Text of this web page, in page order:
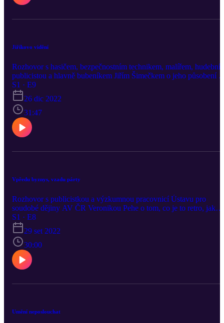
Jiříkovo vidění
Rozhovor s hasičem, bezpečnostním technikem, malířem,
publicistou a hlavně bubeníkem Jiřím Šimečkem o jeho působení v
kapelách Letadlo a Toyen. O šedé zóně mezi undergroundem a
oficiální kulturou, o prvním velkém turné v USA. Proč Jirkovy
kapely přestaly hrát? Jak na dobu své velké slávy vzpomíná dnes?
Rozhovor vychází z inscenace Medvěd s motorovou pilou, kterou
prostupuje rozpadající se kapela na mezinárodním turné.
S1 · E9
26 dic 2022
31:47
Vpředu byznys, vzadu párty
Rozhovor s publicistkou a výzkumnou pracovnicí Ústavu pro
soudobé dějiny AV ČR Veronikou Pehe o tom, co je to retro, jak
vzniká a po jaké době můžeme vnímat minulost jeho optikou. Víte,
jaký je rozdíl mezi retrem, nostalgií a historickým filmem? A máte
raději Pelíšky nebo Rebely?
S1 · E8
29 set 2022
30:00
Umění neposlouchat